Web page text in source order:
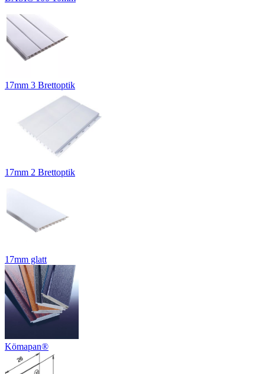
17mm 3 Brettoptik
17mm 2 Brettoptik
17mm glatt
Kömapan®